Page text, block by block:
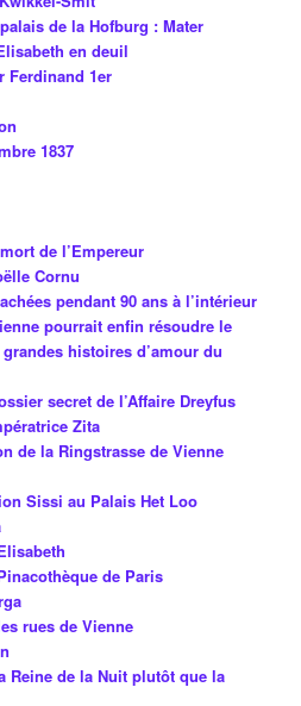
de la Hofburg : Mater
en deuil
Ferdinand 1er
1837
de l’Empereur
Cornu
pendant 90 ans à l’intérieur
pourrait enfin résoudre le
histoires d’amour du
secret de l’Affaire Dreyfus
Zita
de la Ringstrasse de Vienne
Sissi au Palais Het Loo
de Paris
rues de Vienne
Reine de la Nuit plutôt que la